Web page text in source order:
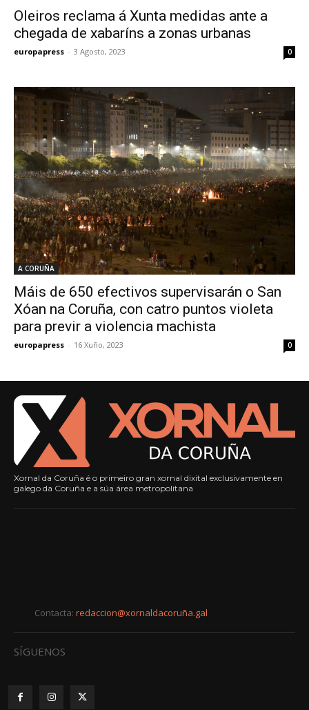
Oleiros reclama á Xunta medidas ante a
chegada de xabaríns a zonas urbanas
europapress - 3 Agosto, 2023 0
A CORUÑA
Máis de 650 efectivos supervisarán o San
Xóan na Coruña, con catro puntos violeta
para previr a violencia machista
europapress - 16 Xuño, 2023 0
Xornal da Coruña é o primeiro gran xornal dixital exclusivamente en
galego da Coruña e a súa área metropolitana
Contacta: redaccion@xornaldacoruña.gal
SÍGUENOS